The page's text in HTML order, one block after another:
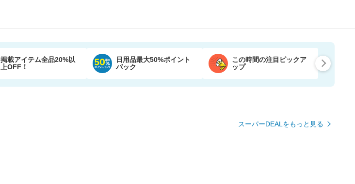
掲載アイテム全品20%以
上OFF！
日用品最大50%ポイント
バック
この時間の注目ピックア
ップ
スーパーDEALをもっと見る